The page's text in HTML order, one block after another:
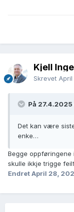
Kjell
Skrevet
På
Det kan være
enke…
Begge oppføringene
skulle ikkje trigge
EndretApril 28,